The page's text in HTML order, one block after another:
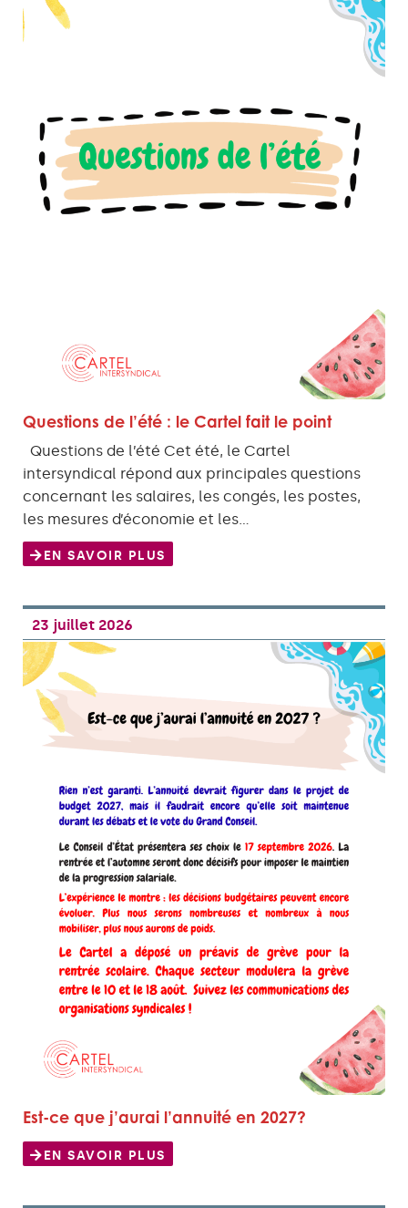
Questions de l’été : le Cartel fait le point
Questions de l’été Cet été, le Cartel
intersyndical répond aux principales questions
concernant les salaires, les congés, les postes,
les mesures d’économie et les…
EN SAVOIR PLUS
23 juillet 2026
Est-ce que j’aurai l’annuité en 2027?
EN SAVOIR PLUS